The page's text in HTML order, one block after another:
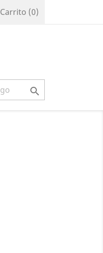
Carrito (0)
